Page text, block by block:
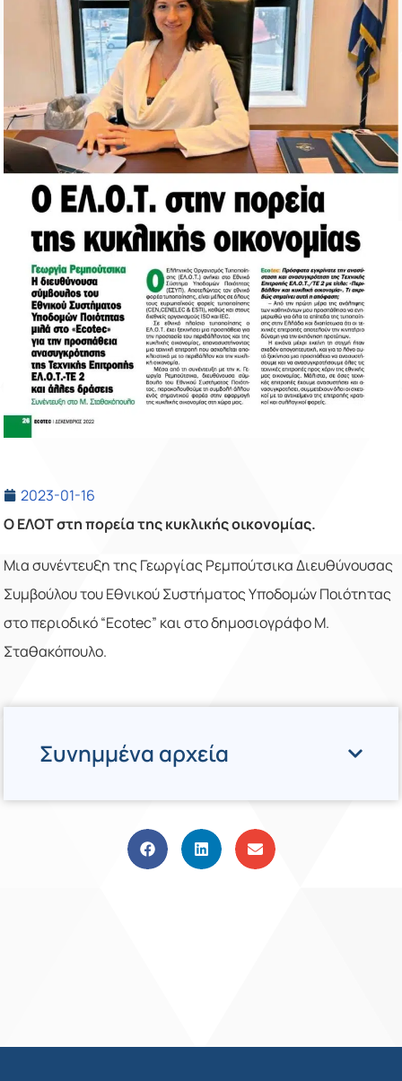
2023-01-16
Ο ΕΛΟΤ στη πορεία της κυκλικής οικονομίας.
Μια συνέντευξη της Γεωργίας Ρεμπούτσικα Διευθύνουσας
Συμβούλου του Εθνικού Συστήματος Υποδομών Ποιότητας
στο περιοδικό “Ecotec” και στο δημοσιογράφο Μ.
Σταθακόπουλο.
Συνημμένα αρχεία